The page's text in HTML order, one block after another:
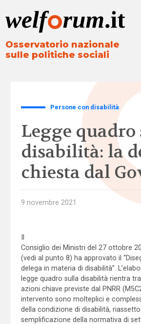
Osservatorio nazionale
sulle politiche sociali
Persone con disabilità
Legge
disabilità: la
chiesta dal
9 novembre 2021
Consiglio dei Ministri del 27 ottobre
(vedi al punto 8) ha approvato il
delega in materia di disabilità”.
legge quadro sulla disabilità rientra
azioni chiave previste dal PNRR
intervento sono molteplici e
della condizione di disabilità,
semplificazione della normativa di